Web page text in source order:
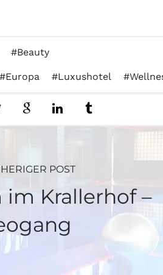
Beauty
Europa Luxushotel
POST
Krallerhof –